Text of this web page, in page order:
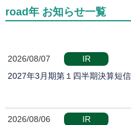
road年 お知らせ一覧
2026/08/07
IR
2027年3月期第１四半期決算短
2026/08/06
IR